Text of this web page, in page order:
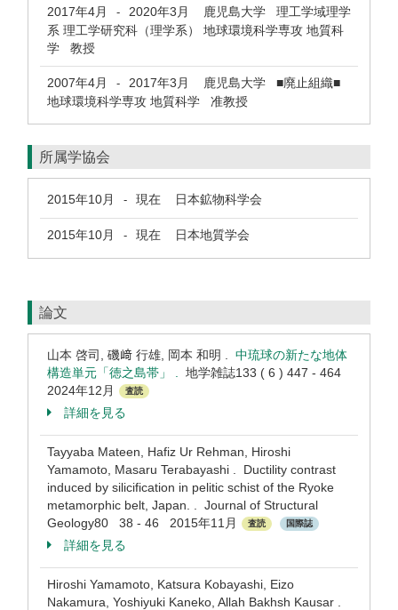
2017年4月 - 2020年3月
鹿児島大学 理工学域理学
系 理工学研究科（理学系） 地球環境科学専攻 地質科
学 教授
2007年4月 - 2017年3月
鹿児島大学 ■廃止組織■
地球環境科学専攻 地質科学 准教授
所属学協会
2015年10月 - 現在 日本鉱物科学会
2015年10月 - 現在 日本地質学会
論文
山本 啓司, 磯﨑 行雄, 岡本 和明 . 中琉球の新たな地体
構造単元「徳之島帯」 . 地学雑誌133 ( 6 ) 447 - 464
2024年12月
査読
詳細を見る
Tayyaba Mateen, Hafiz Ur Rehman, Hiroshi
Yamamoto, Masaru Terabayashi . Ductility contrast
induced by silicification in pelitic schist of the Ryoke
metamorphic belt, Japan. . Journal of Structural
Geology80 38 - 46 2015年11月
査読 国際誌
詳細を見る
Hiroshi Yamamoto, Katsura Kobayashi, Eizo
Nakamura, Yoshiyuki Kaneko, Allah Bakhsh Kausar .